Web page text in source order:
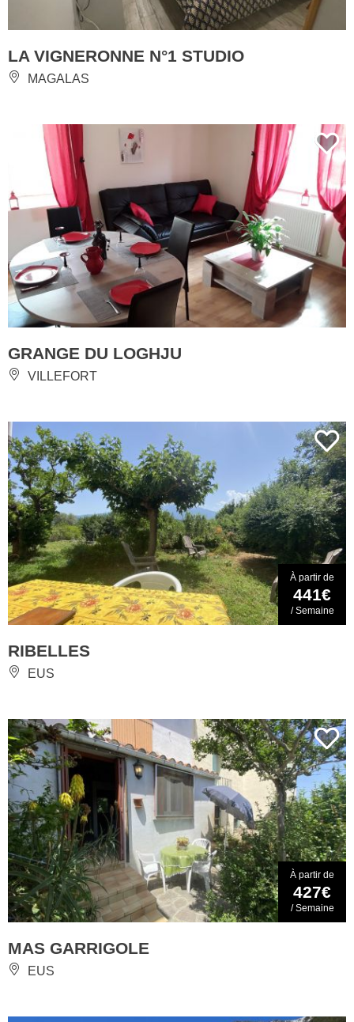
LA VIGNERONNE N°1 STUDIO
MAGALAS
GRANGE DU LOGHJU
VILLEFORT
À partir de
441€
/ Semaine
RIBELLES
EUS
À partir de
427€
/ Semaine
MAS GARRIGOLE
EUS